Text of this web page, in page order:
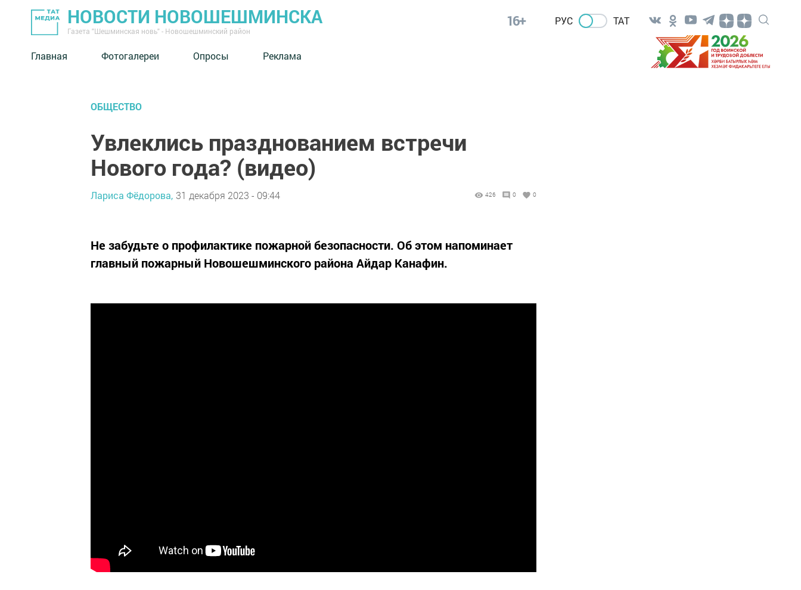
НОВОСТИ НОВОШЕШМИНСКА
Газета "Шешминская новь" - Новошешминский район
16+ РУС ТАТ
Главная Фотогалереи Опросы Реклама
ОБЩЕСТВО
Увлеклись празднованием встречи
Нового года? (видео)
Лариса Фёдорова, 31 декабря 2023 - 09:44 426 0 0
Не забудьте о профилактике пожарной безопасности. Об этом напоминает
главный пожарный Новошешминского района Айдар Канафин.